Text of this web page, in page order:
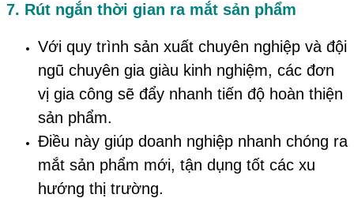
7. Rút ngắn thời gian ra mắt sản phẩm
Với quy trình sản xuất chuyên nghiệp và đội
ngũ chuyên gia giàu kinh nghiệm, các đơn
vị gia công sẽ đẩy nhanh tiến độ hoàn thiện
sản phẩm.
Điều này giúp doanh nghiệp nhanh chóng ra
mắt sản phẩm mới, tận dụng tốt các xu
hướng thị trường.